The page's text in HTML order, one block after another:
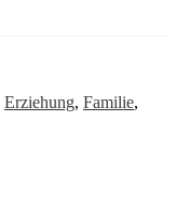
Erziehung, Familie,